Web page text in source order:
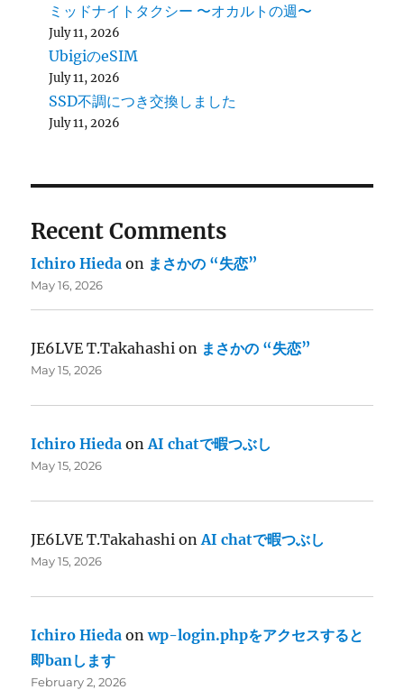
ミッドナイトタクシー 〜オカルトの週〜
July 11, 2026
UbigiのeSIM
July 11, 2026
SSD不調につき交換しました
July 11, 2026
Recent Comments
Ichiro Hieda on まさかの “失恋”
May 16, 2026
JE6LVE T.Takahashi on まさかの “失恋”
May 15, 2026
Ichiro Hieda onAI chatで暇つぶし
May 15, 2026
JE6LVE T.Takahashi onAI chatで暇つぶし
May 15, 2026
Ichiro Hieda onwp-login.phpをアクセスすると
即banします
February 2, 2026